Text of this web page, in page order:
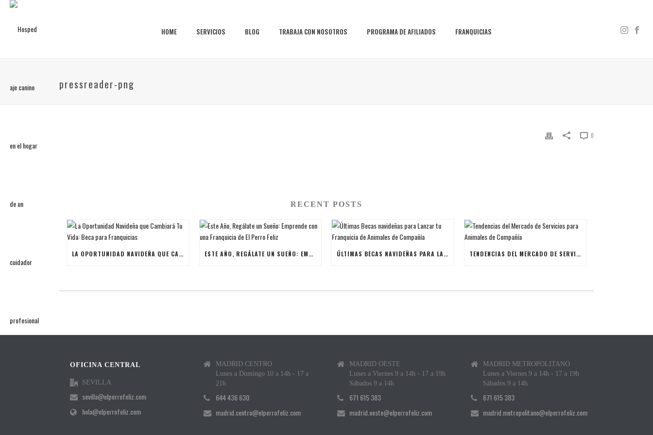
HOME SERVICIOS BLOG TRABAJA CON NOSOTROS PROGRAMA DE AFILIADOS FRANQUICIAS
pressreader-png
0
RECENT POSTS
LA OPORTUNIDAD NAVIDEÑA QUE CAMBIARÁ TU VIDA: BECA PARA FRANQUICIAS ESTE AÑO, REGÁLATE UN SUEÑO: EMPRENDE CON UNA FRANQUICIA DE EL PERRO FELIZ ÚLTIMAS BECAS NAVIDEÑAS PARA LANZAR TU FRANQUICIA DE ANIMALES DE COMPAÑÍA TENDENCIAS DEL MERCADO DE SERVICIOS PARA ANIMALES DE COMPAÑÍA
OFICINA CENTRAL
SEVILLA
sevilla@elperrofeliz.com
hola@elperrofeliz.com
MADRID CENTRO
Lunes a Domingo 10 a 14h - 17 a
21h
644 436 630
madrid.centro@elperrofeliz.com
MADRID OESTE
Lunes a Viernes 9 a 14h - 17 a 19h
Sábados 9 a 14h
671 615 383
madrid.oeste@elperrofeliz.com
MADRID METROPOLITANO
Lunes a Viernes 9 a 14h - 17 a 19h
Sábados 9 a 14h
671 615 383
madrid.metropolitano@elperrofeliz.com